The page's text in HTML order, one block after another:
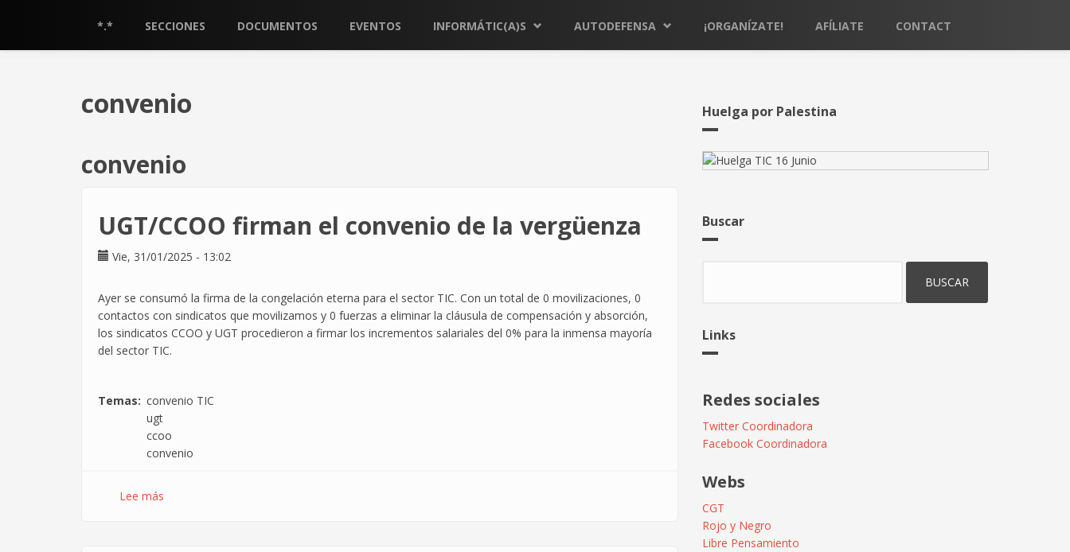
*.* SECCIONES DOCUMENTOS EVENTOS INFORMÁTIC(A)S AUTODEFENSA ¡ORGANÍZATE! AFÍLIATE CONTACT
convenio
convenio
UGT/CCOO firman el convenio de la vergüenza
Vie, 31/01/2025 - 13:02
Ayer se consumó la firma de la congelación eterna para el sector TIC. Con un total de 0 movilizaciones, 0
contactos con sindicatos que movilizamos y 0 fuerzas a eliminar la cláusula de compensación y absorción,
los sindicatos CCOO y UGT procedieron a firmar los incrementos salariales del 0% para la inmensa mayoría
del sector TIC.
Temas
convenio TIC
ugt
ccoo
convenio
Lee más
Huelga por Palestina
Buscar
Links
Redes sociales
Twitter Coordinadora
Facebook Coordinadora
Webs
CGT
Rojo y Negro
Libre Pensamiento